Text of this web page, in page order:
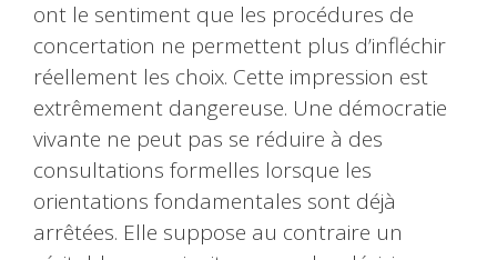
ont le sentiment que les procédures de
concertation ne permettent plus d’infléchir
réellement les choix. Cette impression est
extrêmement dangereuse. Une démocratie
vivante ne peut pas se réduire à des
consultations formelles lorsque les
orientations fondamentales sont déjà
arrêtées. Elle suppose au contraire un